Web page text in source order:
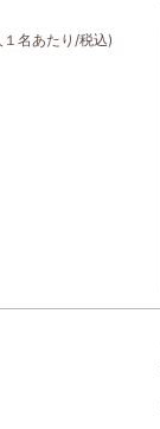
名あたり/税込)